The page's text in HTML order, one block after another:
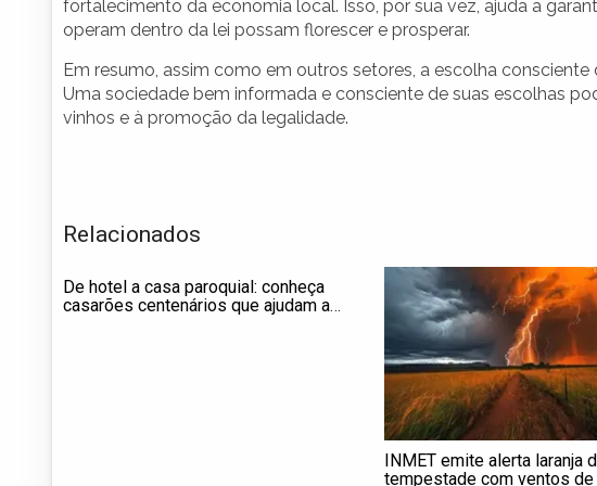
fortalecimento da economia local. Isso, por sua vez, ajuda a
operam dentro da lei possam florescer e prosperar.
Em resumo, assim como em outros setores, a escolha
Uma sociedade bem informada e consciente de suas escolhas
vinhos e à promoção da legalidade.
Relacionados
De hotel a casa paroquial: conheça
casarões centenários que ajudam a
INMET emite alerta laranja
tempestade com ventos